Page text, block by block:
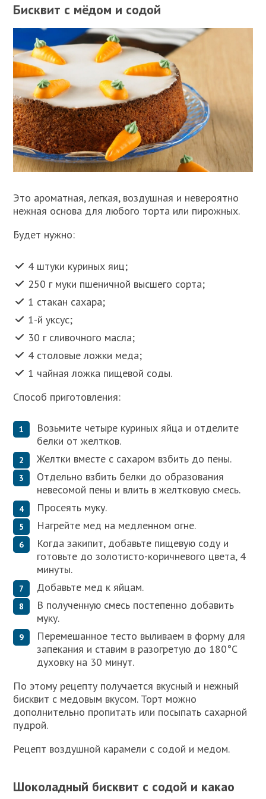
Бисквит с мёдом и содой
Это ароматная, легкая, воздушная и невероятно
нежная основа для любого торта или пирожных.
Будет нужно:
4 штуки куриных яиц;
250 г муки пшеничной высшего сорта;
1 стакан сахара;
1-й уксус;
30 г сливочного масла;
4 столовые ложки меда;
1 чайная ложка пищевой соды.
Способ приготовления:
Возьмите четыре куриных яйца и отделите
белки от желтков.
Желтки вместе с сахаром взбить до пены.
Отдельно взбить белки до образования
невесомой пены и влить в желтковую смесь.
Просеять муку.
Нагрейте мед на медленном огне.
Когда закипит, добавьте пищевую соду и
готовьте до золотисто-коричневого цвета, 4
минуты.
Добавьте мед к яйцам.
В полученную смесь постепенно добавить
муку.
Перемешанное тесто выливаем в форму для
запекания и ставим в разогретую до 180°С
духовку на 30 минут.
По этому рецепту получается вкусный и нежный
бисквит с медовым вкусом. Торт можно
дополнительно пропитать или посыпать сахарной
пудрой.
Рецепт воздушной карамели с содой и медом.
Шоколадный бисквит с содой и какао